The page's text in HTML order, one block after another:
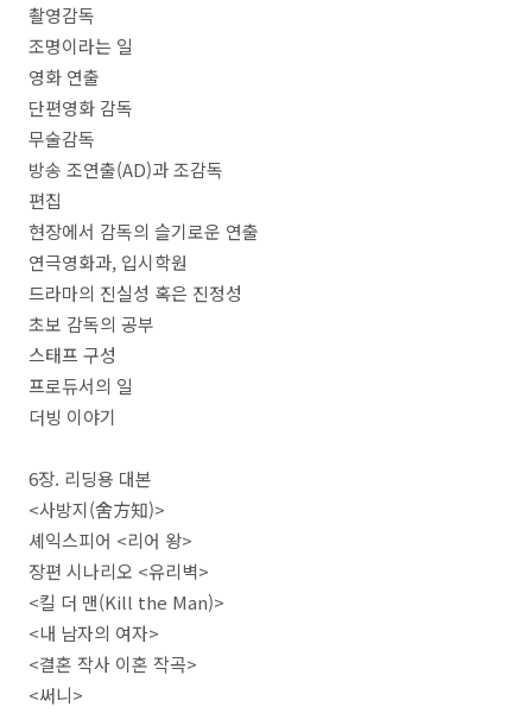
촬영감독
조명이라는 일
영화 연출
단편영화 감독
무술감독
방송 조연출(AD)과 조감독
편집
현장에서 감독의 슬기로운 연출
연극영화과, 입시학원
드라마의 진실성 혹은 진정성
초보 감독의 공부
스태프 구성
프로듀서의 일
더빙 이야기
6장. 리딩용 대본
<사방지(舍方知)>
셰익스피어 <리어 왕>
장편 시나리오 <유리벽>
<킬 더 맨(Kill the Man)>
<내 남자의 여자>
<결혼 작사 이혼 작곡>
<써니>